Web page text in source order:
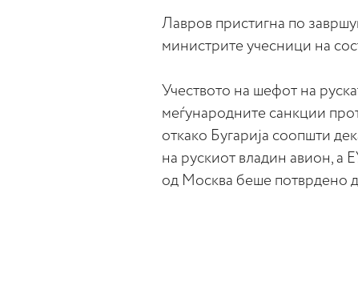
Лавров пристигна по
министрите учесници на
Учеството на шефот на
меѓународните санкции
откако Бугарија соопшти
на рускиот владин авион, а
од Москва беше потврдено